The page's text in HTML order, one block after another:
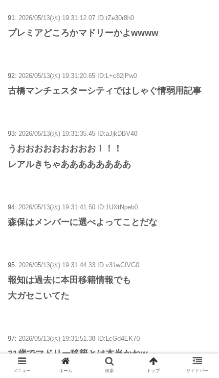
91: 2026/05/13(水) 19:31:12.07 ID:tZe30r8h0
プレミアどころかマドリーかよwwww
92: 2026/05/13(水) 19:31:20.65 ID:L+c82jPw0
古橋マンチェスターシティではしゃぐ情弱用記事
93: 2026/05/13(水) 19:31:35.45 ID:aJjkDBV40
うおおおおおおおおお！！！
レアルきちゃああああああああ
94: 2026/05/13(水) 19:31:41.50 ID:1UXtNpeb0
森保はメンバーに選べよってことだな
95: 2026/05/13(水) 19:31:44.33 ID:v31wCfVG0
報知は過去に本田移籍情報でも
大ガセこいてた
97: 2026/05/13(水) 19:31:51.38 ID:LcGd4EK70
31歳でマドリー移籍とは本当かねw
メニュー ホーム 検索 トップ サイドバー